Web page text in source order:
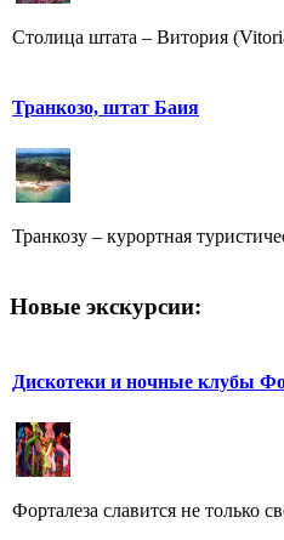
Столица штата – Витория
Транкозо, штат Баия
Транкозу – курортная
Новые экскурсии:
Дискотеки и ночные клубы
Форталеза славится не только